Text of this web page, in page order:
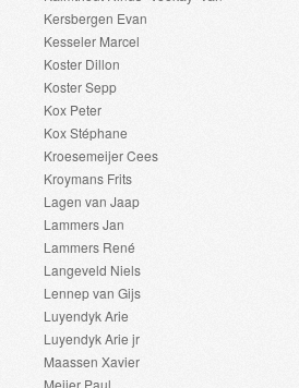
Kersbergen Evan
Kesseler Marcel
Koster Dillon
Koster Sepp
Kox Peter
Kox Stéphane
Kroesemeijer Cees
Kroymans Frits
Lagen van Jaap
Lammers Jan
Lammers René
Langeveld Niels
Lennep van Gijs
Luyendyk Arie
Luyendyk Arie jr
Maassen Xavier
Meijer Paul